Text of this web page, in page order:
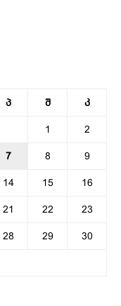
პ შ კ
1 2
7 8 9
14 15 16
21 22 23
28 29 30